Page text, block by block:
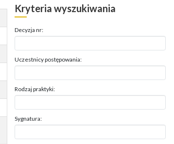
Kryteria wyszukiwania
Decyzja nr:
Uczestnicy postępowania:
Rodzaj praktyki:
Sygnatura: